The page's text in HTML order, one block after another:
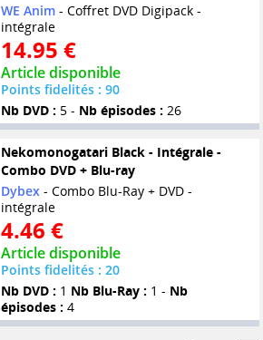
WE Anim- Coffret DVD Digipack -
intégrale
14.95 €
Article disponible
Points fidelités : 90
Nb DVD : 5 - Nb épisodes : 26
Nekomonogatari Black - Intégrale -
Combo DVD + Blu-ray
Dybex- Combo Blu-Ray + DVD -
intégrale
4.46 €
Article disponible
Points fidelités : 20
Nb DVD : 1 Nb Blu-Ray : 1 - Nb
épisodes : 4